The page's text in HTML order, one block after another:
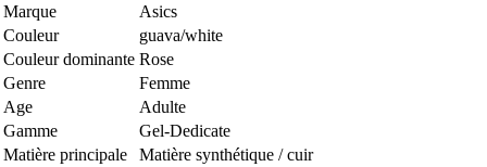
Marque
Asics
Couleur
guava/white
Couleur dominante Rose
Genre
Femme
Age
Adulte
Gamme
Gel-Dedicate
Matière principale
Matière synthétique / cuir